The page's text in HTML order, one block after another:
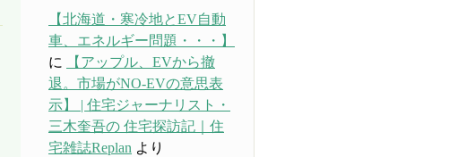
【北海道・寒冷地とEV自動
車、エネルギー問題・・・】
に
【アップル、EVから撤
退。市場がNO-EVの意思表
示】 | 住宅ジャーナリスト・
三木奎吾の 住宅探訪記｜住
宅雑誌Replan より